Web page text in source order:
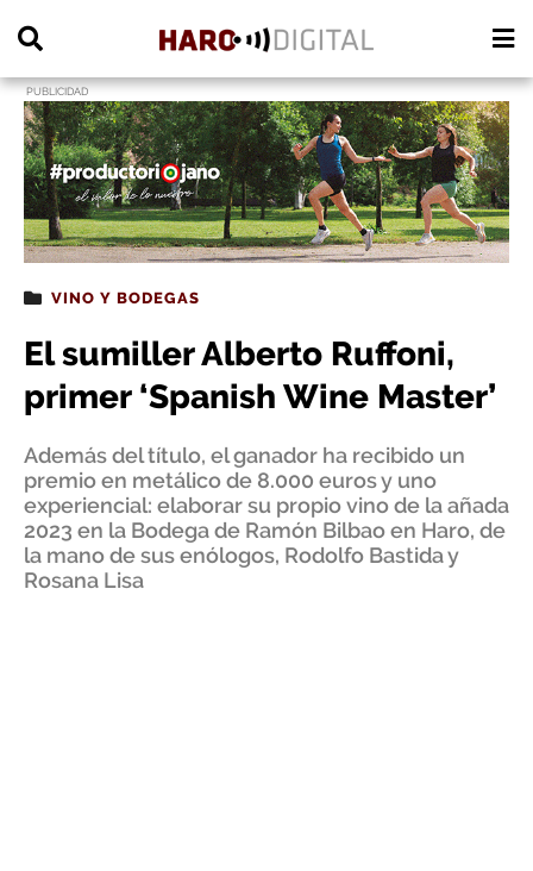
PUBLICIDAD
VINO Y BODEGAS
El sumiller Alberto Ruffoni,
primer ‘Spanish Wine Master’
Además del título, el ganador ha recibido un
premio en metálico de 8.000 euros y uno
experiencial: elaborar su propio vino de la añada
2023 en la Bodega de Ramón Bilbao en Haro, de
la mano de sus enólogos, Rodolfo Bastida y
Rosana Lisa